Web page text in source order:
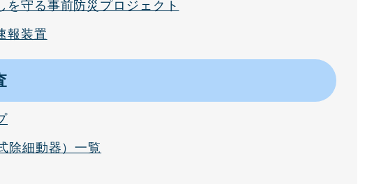
を守る事前防災プロジェクト
報装置
除細動器）一覧